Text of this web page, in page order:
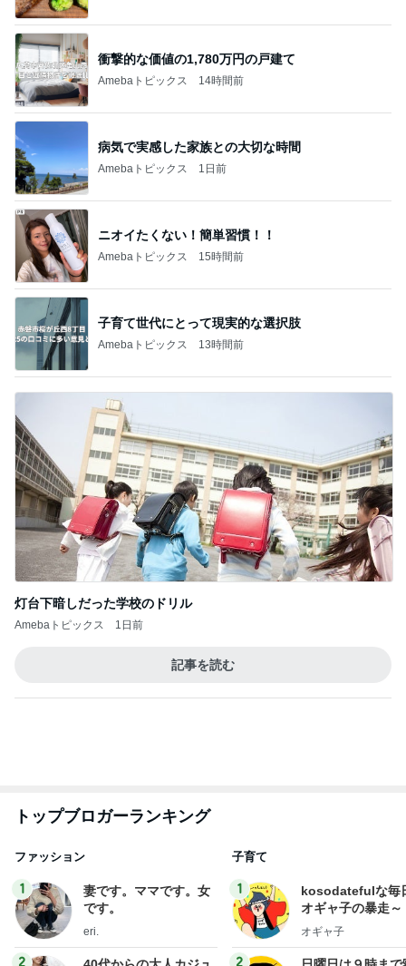
衝撃的な価値の1,780万円の戸建て
Amebaトピックス 14時間前
病気で実感した家族との大切な時間
Amebaトピックス 1日前
ニオイたくない！簡単習慣！！
Amebaトピックス 15時間前
子育て世代にとって現実的な選択肢
Amebaトピックス 13時間前
灯台下暗しだった学校のドリル
Amebaトピックス 1日前
記事を読む
トップブロガーランキング
ファッション
1
妻です。ママです。女
です。
eri.
2
子育て
1
kosodatefulな毎
オギャ子の暴走～
オギャ子
2